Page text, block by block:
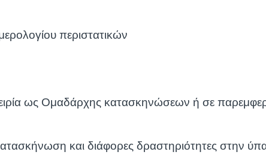
περιστατικών
ως Ομαδάρχης κατασκηνώσεων ή σε
και διάφορες δραστηριότητες στην